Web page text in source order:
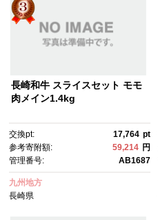
長崎和牛 スライスセット モモ
肉メイン1.4kg
交換pt: 17,764 pt
参考寄附額:
59,214 円
管理番号:
AB1687
九州地方
長崎県